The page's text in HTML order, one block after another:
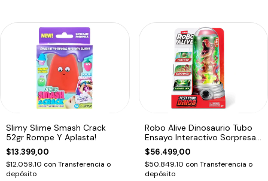
Slimy Slime Smash Crack
52gr Rompe Y Aplasta!
$13.399,00
$12.059,10 con Transferencia o
depósito
Robo Alive Dinosaurio Tubo
Ensayo Interactivo Sorpresa
Zuru
$56.499,00
$50.849,10 con Transferencia o
depósito